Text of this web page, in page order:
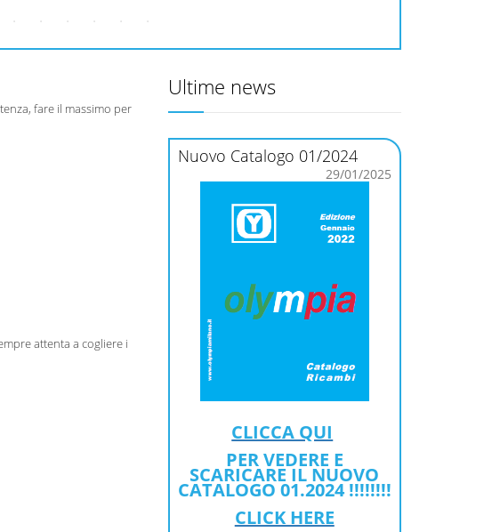
fare il massimo per
attenta a cogliere i
Ultime news
Nuovo Catalogo 01/2024
29/01/2025
CLICCA QUI
PER VEDERE E
SCARICARE IL NUOVO
CATALOGO 01.2024 !!!!!!!!
CLICK HERE